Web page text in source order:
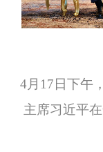
4月17日下午
主席习近平